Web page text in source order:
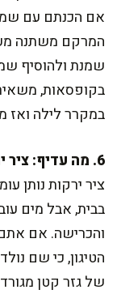
אם הכנתם עם
המרקם משתנה
שמנת ולהוסיף
במקרר לילה ואז
6. מה עדיף: ציר ירקות או מים?
ציר ירקות נותן
בבית, אבל מים
והכרישה. אם
הטיגון, כי שם